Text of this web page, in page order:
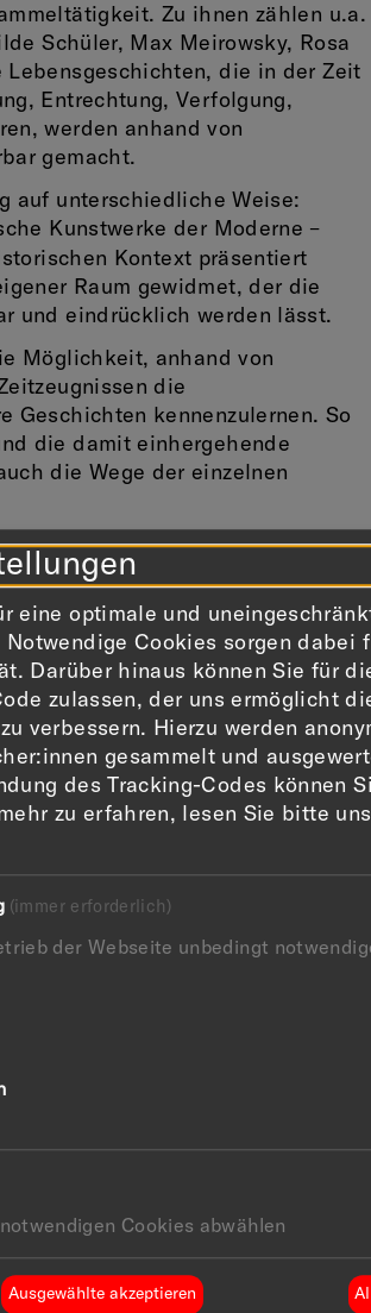
Zu ihnen zählen u.a.
Schüler, Max Meirowsky, Rosa
die in der Zeit
Entrechtung, Verfolgung,
werden anhand von
gemacht.
auf unterschiedliche Weise:
Kunstwerke der Moderne –
Kontext präsentiert
Raum gewidmet, der die
und eindrücklich werden lässt.
Möglichkeit, anhand von
die
Geschichten kennenzulernen. So
die damit einhergehende
die Wege der einzelnen
Kunstsammler:innen in
von Bundespräsident Frank-
Kulturstiftung des Bundes.
für Kultur und
eine optimale und
Notwendige Cookies sorgen dabei
Darüber hinaus können Sie für
zulassen, der uns ermöglicht
verbessern. Hierzu werden
gesammelt und
des Tracking-Codes können
zu erfahren, lesen Sie bitte
(immer erforderlich)
der Webseite unbedingt
Cookies abwählen
Ausgewählte akzeptieren